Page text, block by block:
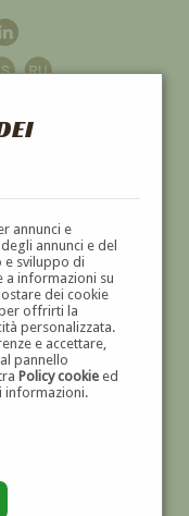
annunci e
annunci e del
e sviluppo di
a informazioni su
dei cookie
offrirti la
personalizzata.
e accettare,
pannello
Policy cookieed
informazioni.
E '900